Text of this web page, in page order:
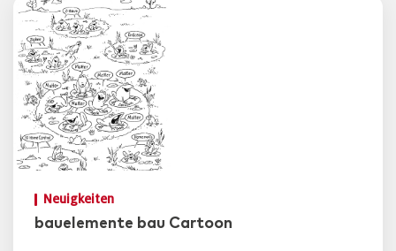
Neuigkeiten
bauelemente bau Cartoon